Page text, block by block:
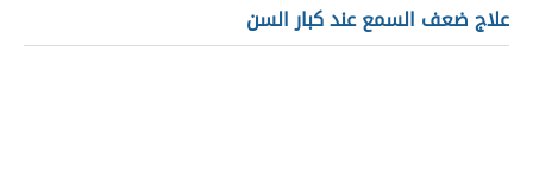
علاج ضعف السمع عند كبار السن